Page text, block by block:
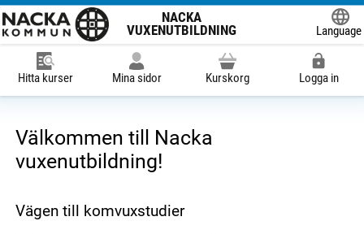
NACKA
VUXENUTBILDNING
Language
Hitta kurser Mina sidor Kurskorg Logga in
Välkommen till Nacka
vuxenutbildning!
Vägen till komvuxstudier